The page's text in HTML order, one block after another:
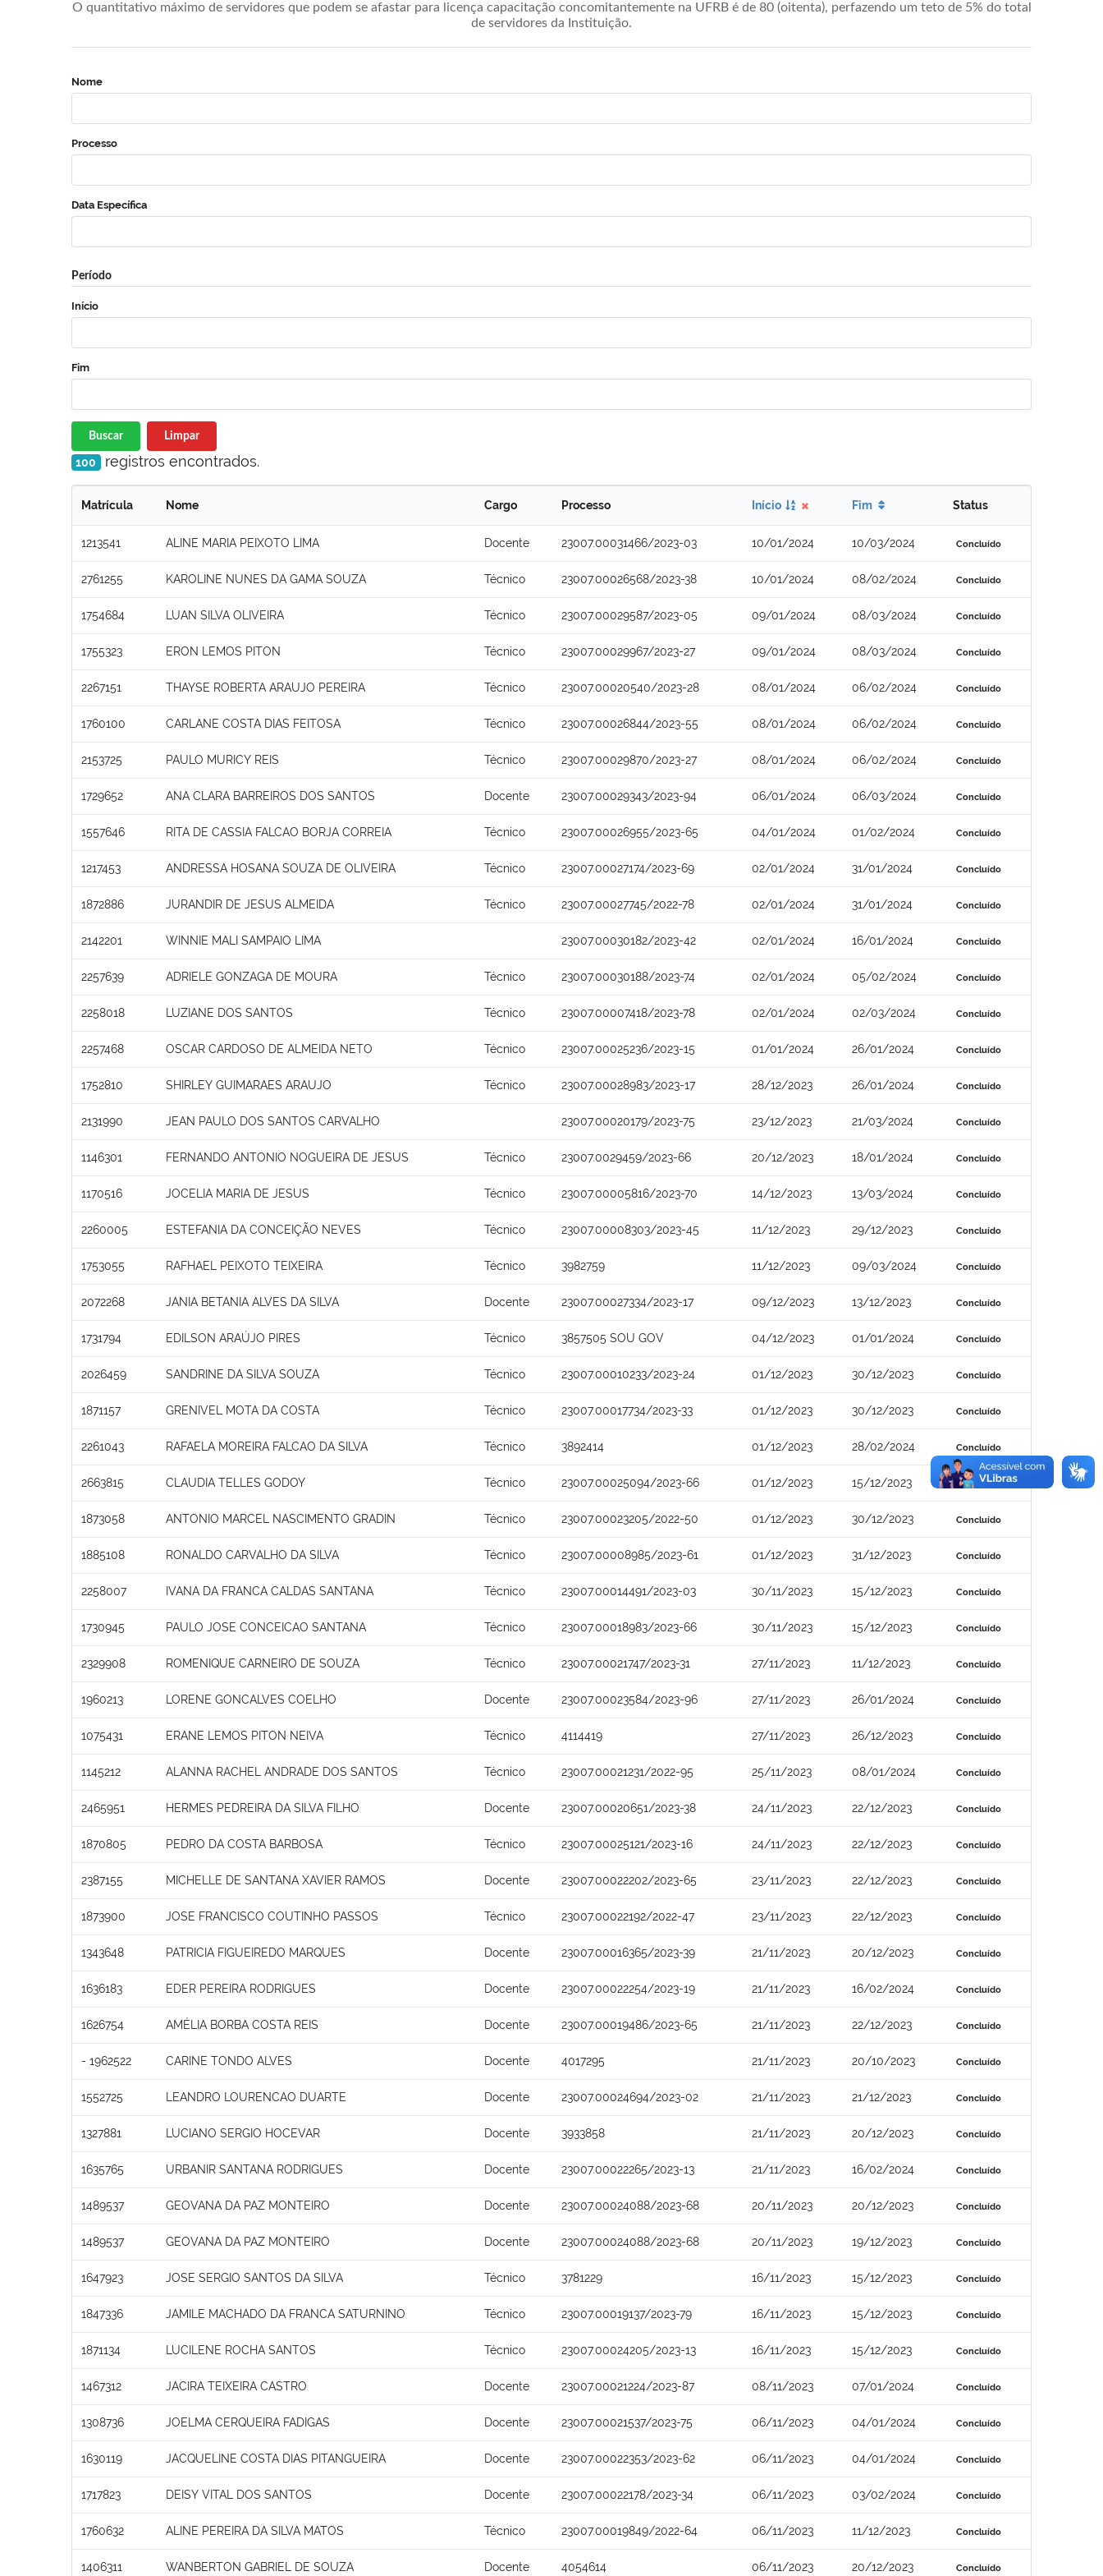
O quantitativo máximo de servidores que podem se afastar para licença capacitação concomitantemente na UFRB é de 80 (oitenta), perfazendo um teto de 5% do total
de servidores da Instituição.
Nome
Processo
Data Específica
Período
Início
Fim
Buscar Limpar
100 registros encontrados.
Matrícula Nome Cargo Processo Início Fim Status
1213541 ALINE MARIA PEIXOTO LIMA Docente 23007.00031466/2023-03 10/01/2024 10/03/2024 Concluído
2761255 KAROLINE NUNES DA GAMA SOUZA Técnico 23007.00026568/2023-38 10/01/2024 08/02/2024 Concluído
1754684 LUAN SILVA OLIVEIRA Técnico 23007.00029587/2023-05 09/01/2024 08/03/2024 Concluído
1755323 ERON LEMOS PITON Técnico 23007.00029967/2023-27 09/01/2024 08/03/2024 Concluído
2267151 THAYSE ROBERTA ARAUJO PEREIRA Técnico 23007.00020540/2023-28 08/01/2024 06/02/2024 Concluído
1760100 CARLANE COSTA DIAS FEITOSA Técnico 23007.00026844/2023-55 08/01/2024 06/02/2024 Concluído
2153725 PAULO MURICY REIS Técnico 23007.00029870/2023-27 08/01/2024 06/02/2024 Concluído
1729652 ANA CLARA BARREIROS DOS SANTOS Docente 23007.00029343/2023-94 06/01/2024 06/03/2024 Concluído
1557646 RITA DE CASSIA FALCAO BORJA CORREIA Técnico 23007.00026955/2023-65 04/01/2024 01/02/2024 Concluído
1217453 ANDRESSA HOSANA SOUZA DE OLIVEIRA Técnico 23007.00027174/2023-69 02/01/2024 31/01/2024 Concluído
1872886 JURANDIR DE JESUS ALMEIDA Técnico 23007.00027745/2022-78 02/01/2024 31/01/2024 Concluído
2142201 WINNIE MALI SAMPAIO LIMA 23007.00030182/2023-42 02/01/2024 16/01/2024 Concluído
2257639 ADRIELE GONZAGA DE MOURA Técnico 23007.00030188/2023-74 02/01/2024 05/02/2024 Concluído
2258018 LUZIANE DOS SANTOS Técnico 23007.00007418/2023-78 02/01/2024 02/03/2024 Concluído
2257468 OSCAR CARDOSO DE ALMEIDA NETO Técnico 23007.00025236/2023-15 01/01/2024 26/01/2024 Concluído
1752810 SHIRLEY GUIMARAES ARAUJO Técnico 23007.00028983/2023-17 28/12/2023 26/01/2024 Concluído
2131990 JEAN PAULO DOS SANTOS CARVALHO 23007.00020179/2023-75 23/12/2023 21/03/2024 Concluído
1146301 FERNANDO ANTONIO NOGUEIRA DE JESUS Técnico 23007.0029459/2023-66 20/12/2023 18/01/2024 Concluído
1170516 JOCELIA MARIA DE JESUS Técnico 23007.00005816/2023-70 14/12/2023 13/03/2024 Concluído
2260005 ESTEFANIA DA CONCEIÇÃO NEVES Técnico 23007.00008303/2023-45 11/12/2023 29/12/2023 Concluído
1753055 RAFHAEL PEIXOTO TEIXEIRA Técnico 3982759 11/12/2023 09/03/2024 Concluído
2072268 JANIA BETANIA ALVES DA SILVA Docente 23007.00027334/2023-17 09/12/2023 13/12/2023 Concluído
1731794 EDILSON ARAÚJO PIRES Técnico 3857505 SOU GOV 04/12/2023 01/01/2024 Concluído
2026459 SANDRINE DA SILVA SOUZA Técnico 23007.00010233/2023-24 01/12/2023 30/12/2023 Concluído
1871157 GRENIVEL MOTA DA COSTA Técnico 23007.00017734/2023-33 01/12/2023 30/12/2023 Concluído
2261043 RAFAELA MOREIRA FALCAO DA SILVA Técnico 3892414 01/12/2023 28/02/2024 Concluído
2663815 CLAUDIA TELLES GODOY Técnico 23007.00025094/2023-66 01/12/2023 15/12/2023 Concluído
1873058 ANTONIO MARCEL NASCIMENTO GRADIN Técnico 23007.00023205/2022-50 01/12/2023 30/12/2023 Concluído
1885108 RONALDO CARVALHO DA SILVA Técnico 23007.00008985/2023-61 01/12/2023 31/12/2023 Concluído
2258007 IVANA DA FRANCA CALDAS SANTANA Técnico 23007.00014491/2023-03 30/11/2023 15/12/2023 Concluído
1730945 PAULO JOSE CONCEICAO SANTANA Técnico 23007.00018983/2023-66 30/11/2023 15/12/2023 Concluído
2329908 ROMENIQUE CARNEIRO DE SOUZA Técnico 23007.00021747/2023-31 27/11/2023 11/12/2023 Concluído
1960213 LORENE GONCALVES COELHO Docente 23007.00023584/2023-96 27/11/2023 26/01/2024 Concluído
1075431 ERANE LEMOS PITON NEIVA Técnico 4114419 27/11/2023 26/12/2023 Concluído
1145212 ALANNA RACHEL ANDRADE DOS SANTOS Técnico 23007.00021231/2022-95 25/11/2023 08/01/2024 Concluído
2465951 HERMES PEDREIRA DA SILVA FILHO Docente 23007.00020651/2023-38 24/11/2023 22/12/2023 Concluído
1870805 PEDRO DA COSTA BARBOSA Técnico 23007.00025121/2023-16 24/11/2023 22/12/2023 Concluído
2387155 MICHELLE DE SANTANA XAVIER RAMOS Docente 23007.00022202/2023-65 23/11/2023 22/12/2023 Concluído
1873900 JOSE FRANCISCO COUTINHO PASSOS Técnico 23007.00022192/2022-47 23/11/2023 22/12/2023 Concluído
1343648 PATRICIA FIGUEIREDO MARQUES Docente 23007.00016365/2023-39 21/11/2023 20/12/2023 Concluído
1636183 EDER PEREIRA RODRIGUES Docente 23007.00022254/2023-19 21/11/2023 16/02/2024 Concluído
1626754 AMÉLIA BORBA COSTA REIS Docente 23007.00019486/2023-65 21/11/2023 22/12/2023 Concluído
- 1962522 CARINE TONDO ALVES Docente 4017295 21/11/2023 20/10/2023 Concluído
1552725 LEANDRO LOURENCAO DUARTE Docente 23007.00024694/2023-02 21/11/2023 21/12/2023 Concluído
1327881 LUCIANO SERGIO HOCEVAR Docente 3933858 21/11/2023 20/12/2023 Concluído
1635765 URBANIR SANTANA RODRIGUES Docente 23007.00022265/2023-13 21/11/2023 16/02/2024 Concluído
1489537 GEOVANA DA PAZ MONTEIRO Docente 23007.00024088/2023-68 20/11/2023 20/12/2023 Concluído
1489537 GEOVANA DA PAZ MONTEIRO Docente 23007.00024088/2023-68 20/11/2023 19/12/2023 Concluído
1647923 JOSE SERGIO SANTOS DA SILVA Técnico 3781229 16/11/2023 15/12/2023 Concluído
1847336 JAMILE MACHADO DA FRANCA SATURNINO Técnico 23007.00019137/2023-79 16/11/2023 15/12/2023 Concluído
1871134 LUCILENE ROCHA SANTOS Técnico 23007.00024205/2023-13 16/11/2023 15/12/2023 Concluído
1467312 JACIRA TEIXEIRA CASTRO Docente 23007.00021224/2023-87 08/11/2023 07/01/2024 Concluído
1308736 JOELMA CERQUEIRA FADIGAS Docente 23007.00021537/2023-75 06/11/2023 04/01/2024 Concluído
1630119 JACQUELINE COSTA DIAS PITANGUEIRA Docente 23007.00022353/2023-62 06/11/2023 04/01/2024 Concluído
1717823 DEISY VITAL DOS SANTOS Docente 23007.00022178/2023-34 06/11/2023 03/02/2024 Concluído
1760632 ALINE PEREIRA DA SILVA MATOS Técnico 23007.00019849/2022-64 06/11/2023 11/12/2023 Concluído
1406311 WANBERTON GABRIEL DE SOUZA Docente 4054614 06/11/2023 20/12/2023 Concluído